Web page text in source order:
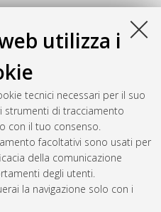
utilizza i
tecnici necessari per il suo
strumenti di tracciamento
con il tuo consenso.
facoltativi sono usati per
della comunicazione
degli utenti.
la navigazione solo con i
e metodi per la
[Laurea magistrale],
Studio in Ingegneria gestionale
non disponibile
ilSun Aug 9 11:35:21 2026
CEST